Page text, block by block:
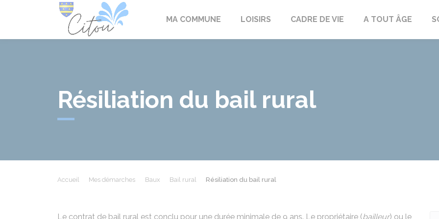
MA COMMUNE LOISIRS CADRE DE VIE A TOUT ÂGE
Résiliation du bail rural
Accueil Mes démarches Baux Bail rural Résiliation du bail rural
Le contrat de bail rural est conclu pour une durée minimale de 9 ans. Le propriétaire (bailleur) ou le